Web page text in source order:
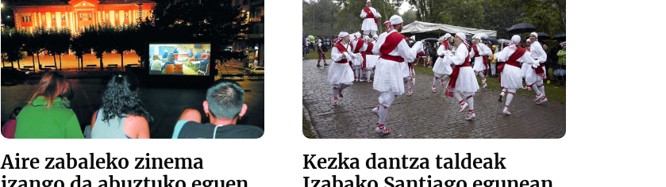
Aire zabaleko zinema
Kezka dantza taldeak